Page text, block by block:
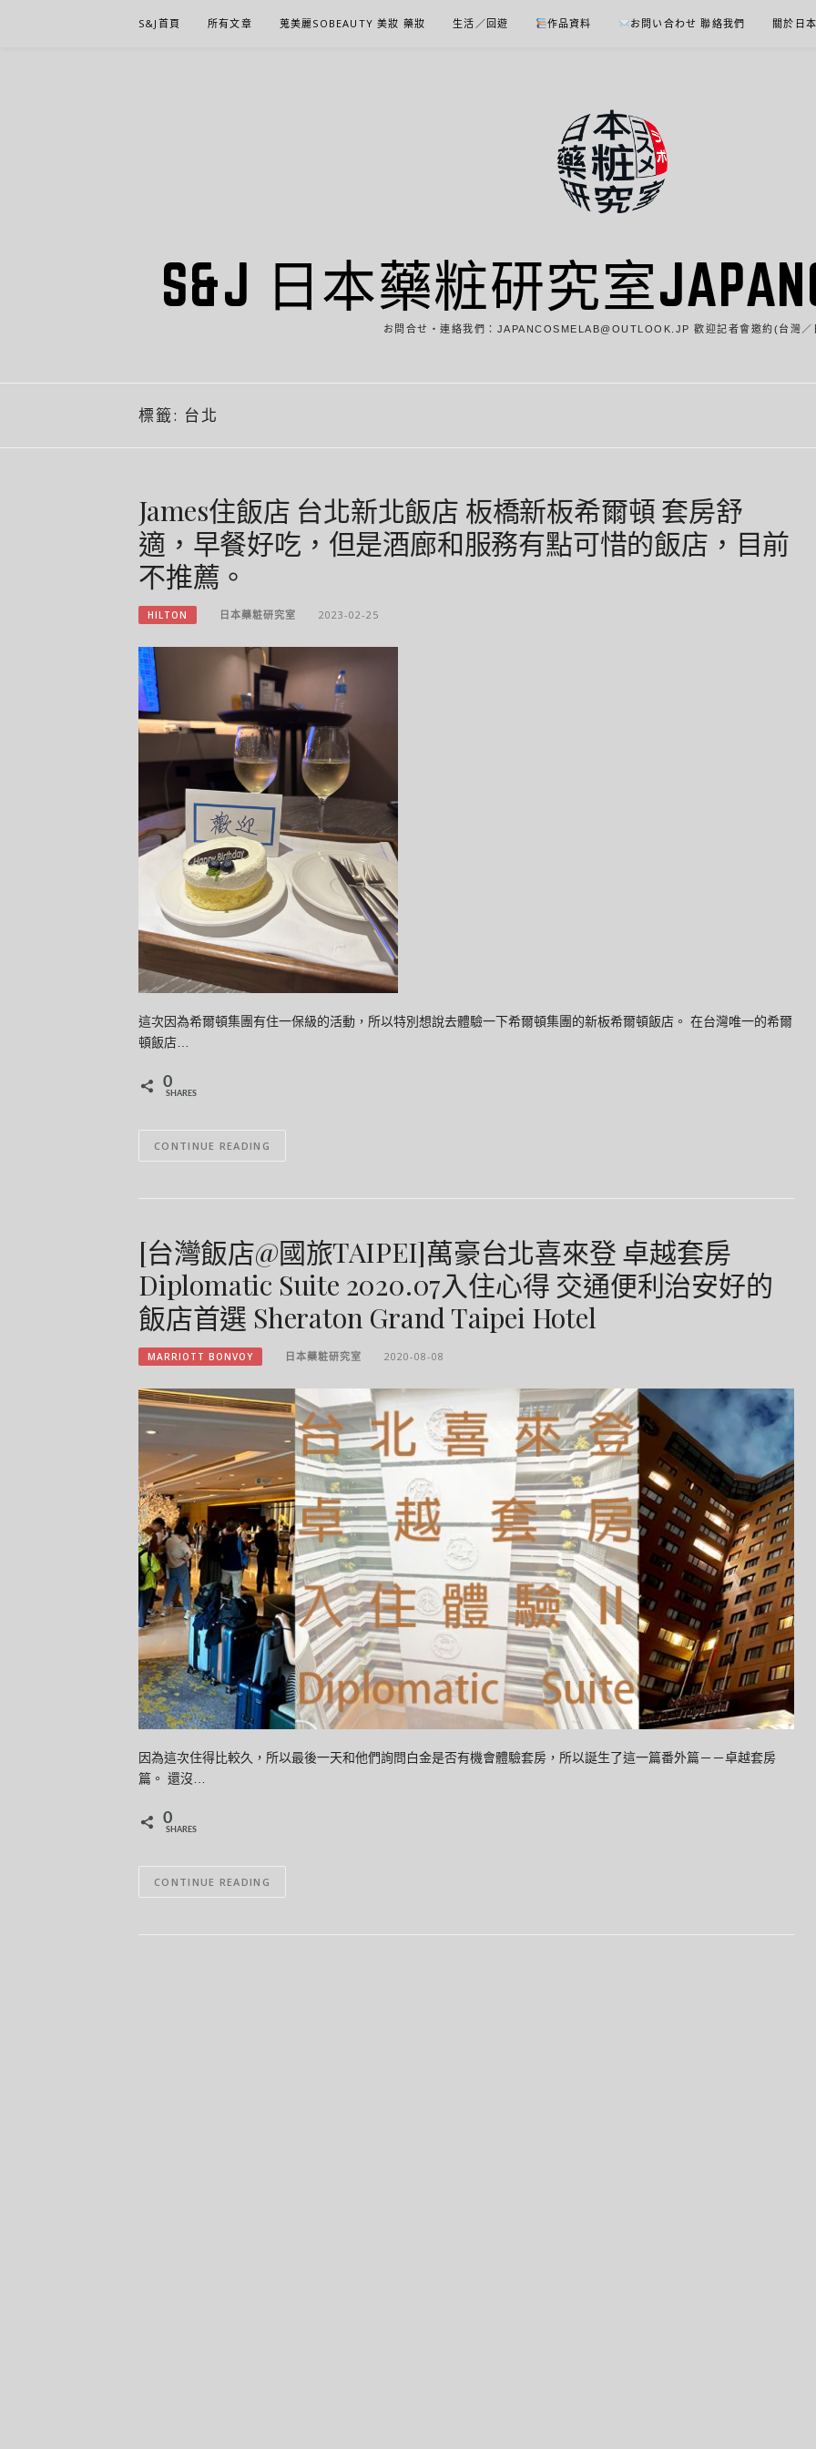
S&J首頁 所有文章 蒐美麗SOBEAUTY 美妝 藥妝 生活／回遊 作品資料 お問い合わせ 聯絡我們 關於日
S&J 日本藥粧研究室
お問合せ・連絡我們：JAPANCOSMELAB@OUTLOOK.JP 歡迎記者會邀約(台灣／
標籤: 台北
James住飯店 台北新北飯店 板橋新板希爾頓 套房舒
適，早餐好吃，但是酒廊和服務有點可惜的飯店，目前
不推薦。
HILTON 日本藥粧研究室 2023-02-25
這次因為希爾頓集團有住一保級的活動，所以特別想說去體驗一下希爾頓集團的新板希爾頓飯店。 在台灣唯一的希爾
頓飯店…
0
SHARES
CONTINUE READING
[台灣飯店@國旅TAIPEI]萬豪台北喜來登 卓越套房
Diplomatic Suite 2020.07入住心得 交通便利治安好的
飯店首選 Sheraton Grand Taipei Hotel
MARRIOTT BONVOY 日本藥粧研究室 2020-08-08
因為這次住得比較久，所以最後一天和他們詢問白金是否有機會體驗套房，所以誕生了這一篇番外篇－－卓越套房
篇。 還沒…
0
SHARES
CONTINUE READING